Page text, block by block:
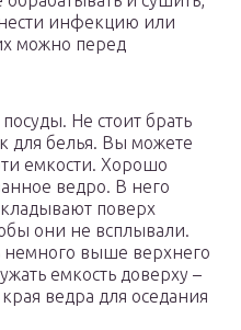
инфекцию или
можно перед
Не стоит брать
для белья. Вы можете
емкости. Хорошо
ведро. В него
поверх
они не всплывали.
выше верхнего
емкость доверху –
ведра для оседания